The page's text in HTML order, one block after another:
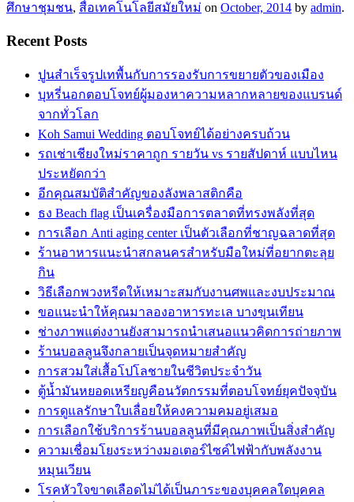
ศึกษาชุมชน, สื่อเทคโนโลยีสมัยใหม่ on October, 2014 by admin.
Recent Posts
ปูนสำเร็จรูปเทพื้นกับการรองรับการขยายตัวของเมือง
บุหรี่นอกตอบโจทย์ผู้มองหาความหลากหลายของแบรนด์
จากทั่วโลก
Koh Samui Wedding ตอบโจทย์ได้อย่างครบถ้วน
รถเช่าเชียงใหม่ราคาถูก รายวัน vs รายสัปดาห์ แบบไหน
ประหยัดกว่า
อีกคุณสมบัติสำคัญของลังพลาสติกคือ
ธง Beach flag เป็นเครื่องมือการตลาดที่ทรงพลังที่สุด
การเลือก Anti aging center เป็นตัวเลือกที่ชาญฉลาดที่สุด
ร้านอาหารแนะนำสกลนครสำหรับมือใหม่ที่อยากตะลุย
กิน
วิธีเลือกพวงหรีดให้เหมาะสมกับงานศพและงบประมาณ
ขอแนะนำให้คุณมาลองอาหารทะเล บางขุนเทียน
ช่างภาพแต่งงานยังสามารถนำเสนอแนวคิดการถ่ายภาพ
ร้านบอลลูนจึงกลายเป็นจุดหมายสำคัญ
การสวมใส่เสื้อโปโลชายในชีวิตประจำวัน
ตู้น้ำมันหยอดเหรียญคือนวัตกรรมที่ตอบโจทย์ยุคปัจจุบัน
การดูแลรักษาใบเลื่อยให้คงความคมอยู่เสมอ
การเลือกใช้บริการร้านบอลลูนที่มีคุณภาพเป็นสิ่งสำคัญ
ความเชื่อมโยงระหว่างมอเตอร์ไซค์ไฟฟ้ากับพลังงาน
หมุนเวียน
โรคหัวใจขาดเลือดไม่ได้เป็นภาระของบุคคลใดบุคคล